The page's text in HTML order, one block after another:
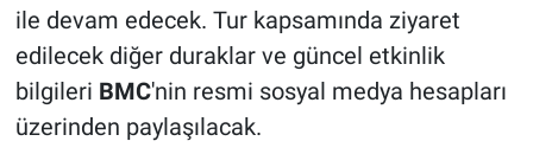
ile devam edecek. Tur kapsamında ziyaret
edilecek diğer duraklar ve güncel etkinlik
bilgileri BMC'nin resmi sosyal medya hesapları
üzerinden paylaşılacak.